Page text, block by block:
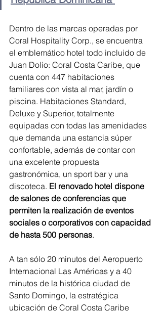
Dentro de las marcas operadas por
Coral Hospitality Corp., se encuentra
el emblemático hotel todo incluido de
Juan Dolio: Coral Costa Caribe, que
cuenta con 447 habitaciones
familiares con vista al mar, jardín o
piscina. Habitaciones Standard,
Deluxe y Superior, totalmente
equipadas con todas las amenidades
que demanda una estancia súper
confortable, además de contar con
una excelente propuesta
gastronómica, un sport bar y una
discoteca. El renovado hotel dispone
de salones de conferencias que
permiten la realización de eventos
sociales o corporativos con capacidad
de hasta 500 personas.
A tan sólo 20 minutos del Aeropuerto
Internacional Las Américas y a 40
minutos de la histórica ciudad de
Santo Domingo, la estratégica
ubicación de Coral Costa Caribe